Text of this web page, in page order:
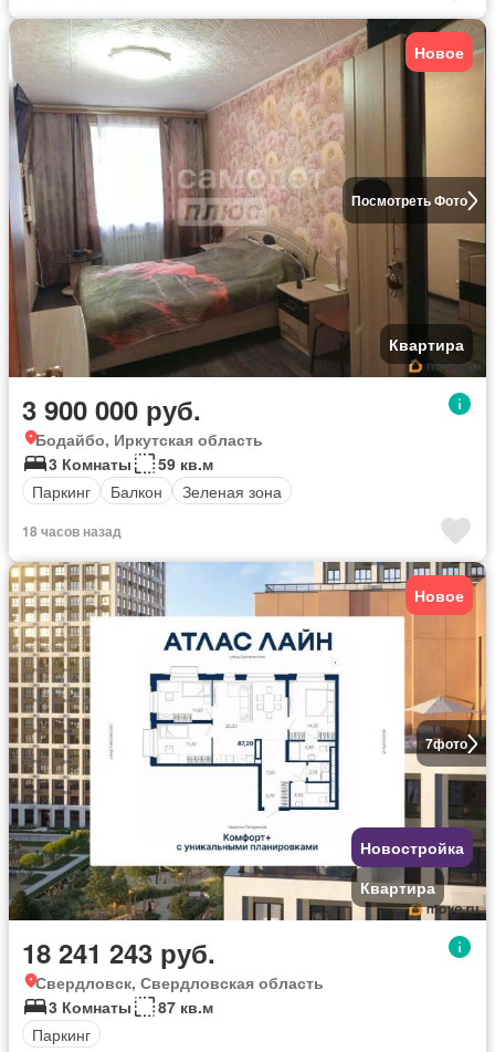
Посмотреть Фото
Новое
Квартира
3 900 000 руб.
Бодайбо, Иркутская область
3 Комнаты
59 кв.м
Паркинг
Балкон Зеленая зона
18 часов назад
7фото
Новое
Новостройка
Квартира
18 241 243 руб.
Свердловск, Свердловская область
3 Комнаты
87 кв.м
Паркинг